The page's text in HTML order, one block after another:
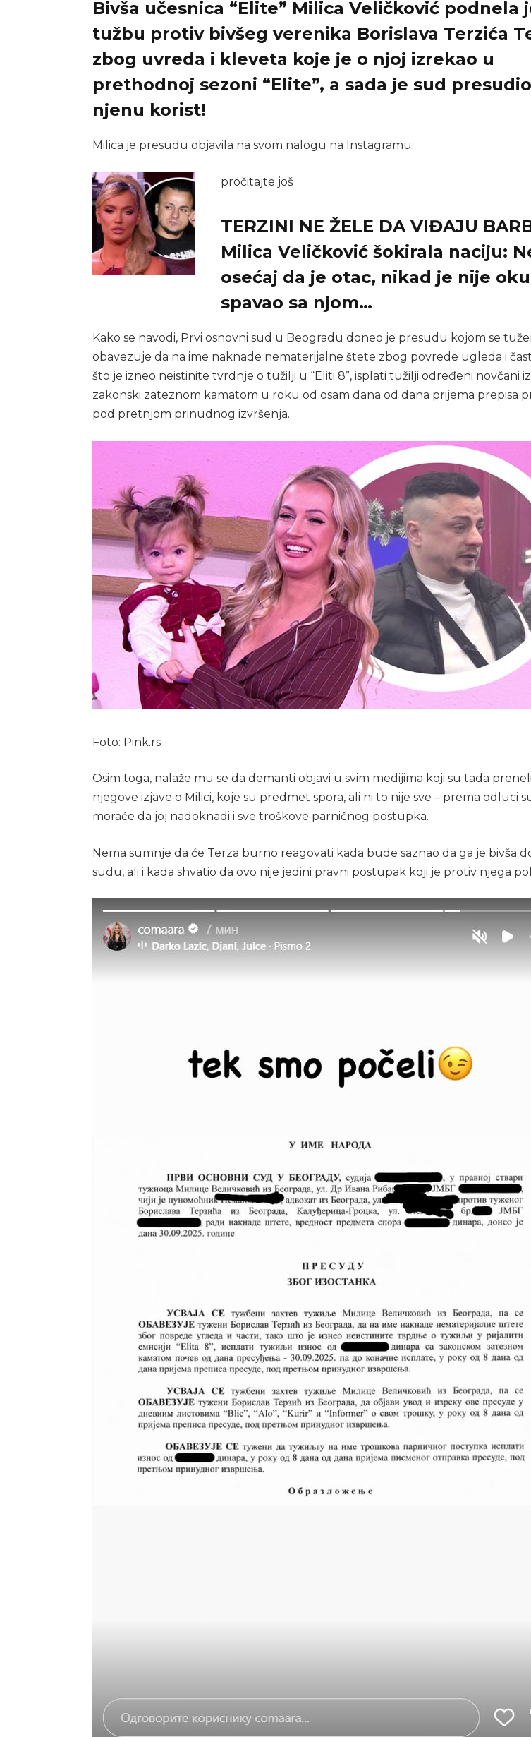
Bivša učesnica “Elite” Milica Veličković podnela
tužbu protiv bivšeg verenika Borislava Terzića
zbog uvreda i kleveta koje je o njoj izrekao u
prethodnoj sezoni “Elite”, a sada je sud
njenu korist!
Milica je presudu objavila na svom nalogu na Instagramu.
pročitajte još
TERZINI NE ŽELE DA VIĐAJU
Milica Veličković šokirala naciju:
osećaj da je otac, nikad je nije
spavao sa njom…
Kako se navodi, Prvi osnovni sud u Beogradu doneo je presudu kojom se
obavezuje da na ime naknade nematerijalne štete zbog povrede ugleda i
što je izneo neistinite tvrdnje o tužilji u “Eliti 8”, isplati tužilji određeni novčani
zakonski zateznom kamatom u roku od osam dana od dana prijema prepisa
pod pretnjom prinudnog izvršenja.
Foto: Pink.rs
Osim toga, nalaže mu se da demanti objavi u svim medijima koji su tada preneli
njegove izjave o Milici, koje su predmet spora, ali ni to nije sve – prema odluci
moraće da joj nadoknadi i sve troškove parničnog postupka.
Nema sumnje da će Terza burno reagovati kada bude saznao da ga je bivša
sudu, ali i kada shvatio da ovo nije jedini pravni postupak koji je protiv njega